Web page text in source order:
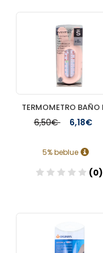
6,50€ 6,18€
5% beblue
(0)